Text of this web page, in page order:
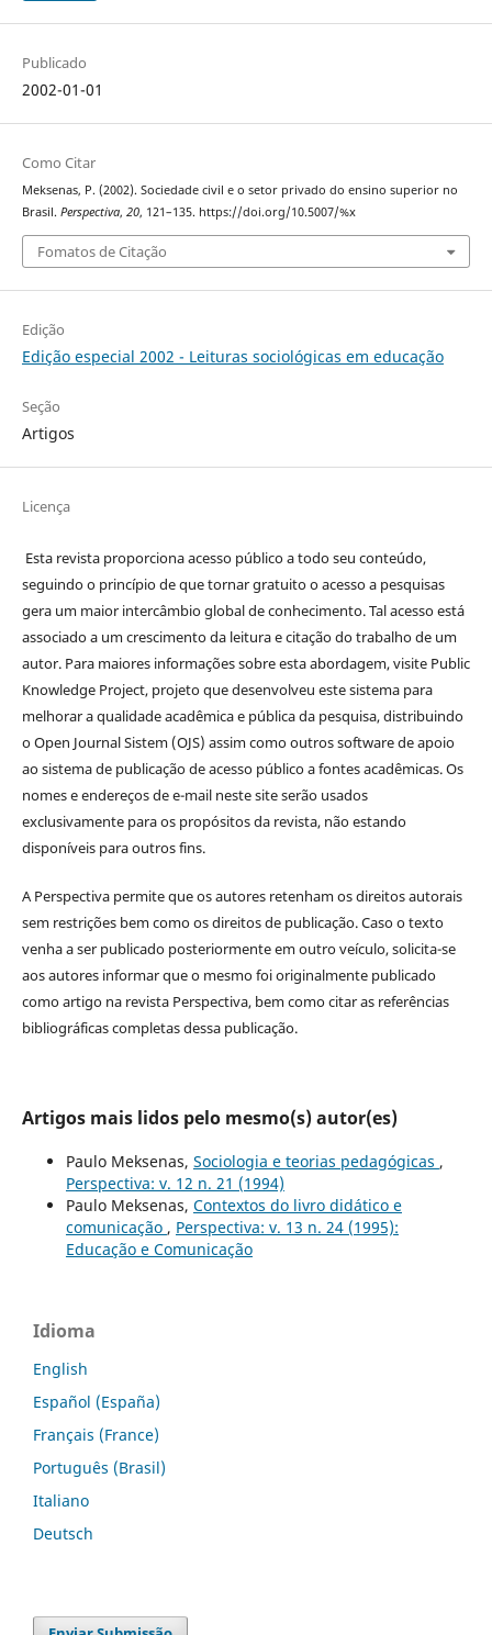
Publicado
2002-01-01
Como Citar
Meksenas, P. (2002). Sociedade civil e o setor privado do ensino superior no
Brasil. Perspectiva, 20, 121–135. https://doi.org/10.5007/%x
Fomatos de Citação
Edição
Edição especial 2002 - Leituras sociológicas em educação
Seção
Artigos
Licença
Esta revista proporciona acesso público a todo seu conteúdo,
seguindo o princípio de que tornar gratuito o acesso a pesquisas
gera um maior intercâmbio global de conhecimento. Tal acesso está
associado a um crescimento da leitura e citação do trabalho de um
autor. Para maiores informações sobre esta abordagem, visite Public
Knowledge Project, projeto que desenvolveu este sistema para
melhorar a qualidade acadêmica e pública da pesquisa, distribuindo
o Open Journal Sistem (OJS) assim como outros software de apoio
ao sistema de publicação de acesso público a fontes acadêmicas. Os
nomes e endereços de e-mail neste site serão usados
exclusivamente para os propósitos da revista, não estando
disponíveis para outros fins.
A Perspectiva permite que os autores retenham os direitos autorais
sem restrições bem como os direitos de publicação. Caso o texto
venha a ser publicado posteriormente em outro veículo, solicita-se
aos autores informar que o mesmo foi originalmente publicado
como artigo na revista Perspectiva, bem como citar as referências
bibliográficas completas dessa publicação.
Artigos mais lidos pelo mesmo(s) autor(es)
Paulo Meksenas, Sociologia e teorias pedagógicas ,
Perspectiva: v. 12 n. 21 (1994)
Paulo Meksenas, Contextos do livro didático e
comunicação , Perspectiva: v. 13 n. 24 (1995):
Educação e Comunicação
Idioma
English
Español (España)
Français (France)
Português (Brasil)
Italiano
Deutsch